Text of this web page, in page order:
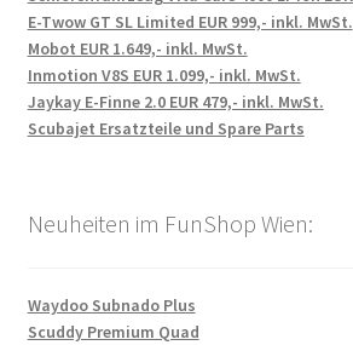
E-Twow GT SL Limited EUR 999,- inkl. MwSt.
Mobot EUR 1.649,- inkl. MwSt.
Inmotion V8S EUR 1.099,- inkl. MwSt.
Jaykay E-Finne 2.0 EUR 479,- inkl. MwSt.
Scubajet Ersatzteile und Spare Parts
Neuheiten im FunShop Wien:
Waydoo Subnado Plus
Scuddy Premium Quad